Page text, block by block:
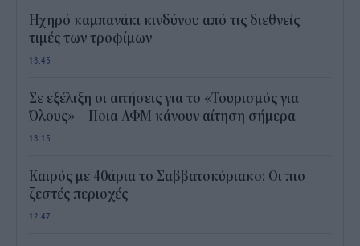
Ηχηρό καμπανάκι κινδύνου από τις διεθνείς
τιμές των τροφίμων
13:45
Σε εξέλιξη οι αιτήσεις για το «Τουρισμός για
Όλους» – Ποια ΑΦΜ κάνουν αίτηση σήμερα
13:15
Καιρός με 40άρια το Σαββατοκύριακο: Οι πιο
ζεστές περιοχές
12:47